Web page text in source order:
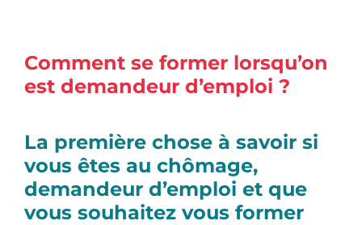
Comment se former lorsqu’on
est demandeur d’emploi ?
La première chose à savoir si
vous êtes au chômage,
demandeur d’emploi et que
vous souhaitez vous former